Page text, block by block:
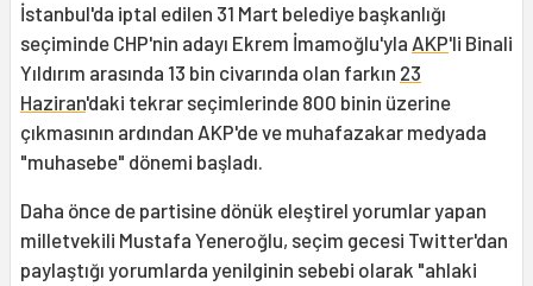
İstanbul'da iptal edilen 31 Mart belediye başkanlığı
seçiminde CHP'nin adayı Ekrem İmamoğlu'yla AKP'li Binali
Yıldırım arasında 13 bin civarında olan farkın 23
Haziran'daki tekrar seçimlerinde 800 binin üzerine
çıkmasının ardından AKP'de ve muhafazakar medyada
"muhasebe" dönemi başladı.
Daha önce de partisine dönük eleştirel yorumlar yapan
milletvekili Mustafa Yeneroğlu, seçim gecesi Twitter'dan
paylaştığı yorumlarda yenilginin sebebi olarak "ahlaki